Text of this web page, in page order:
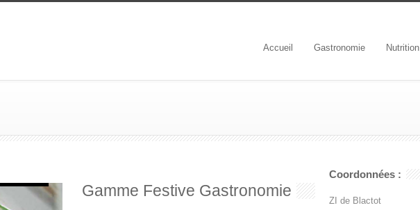
Accueil Gastronomie Nutrition
Gamme Festive Gastronomie
Coordonnées :
ZI de Blactot